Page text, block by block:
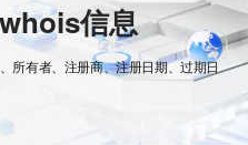
信息
所有者、注册商、注册日期、过期日